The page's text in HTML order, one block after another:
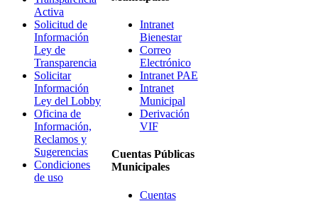
Activa
Solicitud de
Información
Ley de
Transparencia
Solicitar
Información
Ley del Lobby
Oficina de
Información,
Reclamos y
Sugerencias
Condiciones
de uso
Intranet
Bienestar
Correo
Electrónico
Intranet PAE
Intranet
Municipal
Derivación
VIF
Cuentas Públicas
Municipales
Cuentas